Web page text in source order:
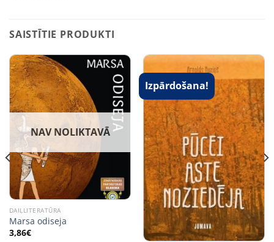
SAISTĪTIE PRODUKTI
NAV NOLIKTAVĀ
DAIĻLITERATŪRA
Marsa odiseja
3,86€
Izpārdošana!